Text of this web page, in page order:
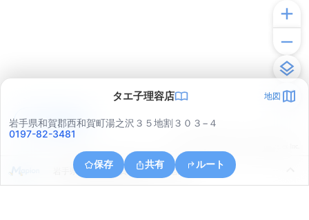
タエ子理容店 地図
岩手県和賀郡西和賀町湯之沢３５地割３０３−４
0197-82-3481
保存 共有 ルート
岩手県和賀郡西和賀町川尻４１地割
アプリで見る